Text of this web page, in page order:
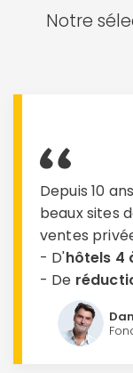
Notre
Depuis 10
beaux sites
ventes
- D'hôtels 4
- De